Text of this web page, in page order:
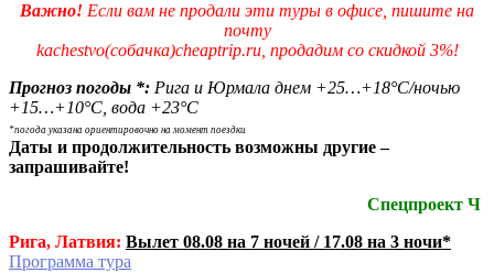
Важно! Если вам не продали эти туры в офисе, пишите на
почту
kachestvo(собачка)cheaptrip.ru, продадим со скидкой 3%!
Прогноз погоды *: Рига и Юрмала днем +25…+18°С/ночью
+15…+10°С, вода +23°С
*погода указана ориентировочно на момент поездки
Даты и продолжительность возможны другие –
запрашивайте!
Спецпроект Ч
Рига, Латвия: Вылет 08.08 на 7 ночей / 17.08 на 3 ночи*
Программа тура